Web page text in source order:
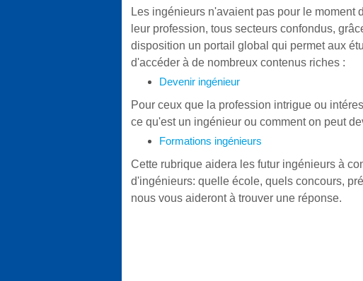
Les ingénieurs n'avaient pas pour le
leur profession, tous secteurs confondus,
disposition un portail global qui permet aux
d'accéder à de nombreux contenus riches :
Devenir ingénieur
Pour ceux que la profession intrigue ou
ce qu'est un ingénieur ou comment on peut
Formations ingénieurs
Cette rubrique aidera les futur ingénieurs à
d'ingénieurs: quelle école, quels concours,
nous vous aideront à trouver une réponse.